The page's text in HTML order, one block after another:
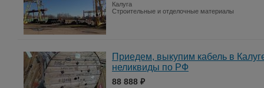
Калуга
Строительные и отделочные материалы
Приедем, выкупим кабель в
неликвиды по РФ
88 888 ₽